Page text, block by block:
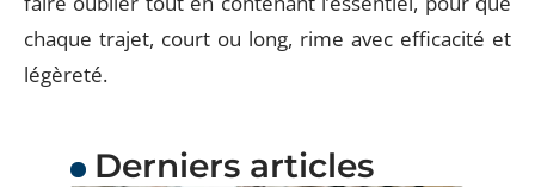
chaque trajet, court ou long, rime avec efficacité et
légèreté.
Derniers articles